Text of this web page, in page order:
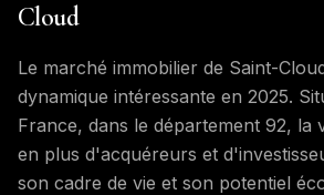
Cloud
Le marché immobilier de Saint-
dynamique intéressante en 2025.
France, dans le département 92, la
en plus d'acquéreurs et
son cadre de vie et son potentiel